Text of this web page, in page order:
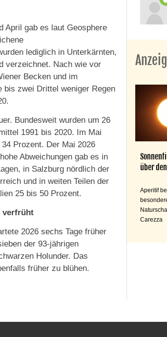
April gab es laut Geosphere
lediglich in Unterkärnten,
verzeichnet. Nach wie vor
Becken und im
bis zwei Drittel weniger Regen
Bundesweit wurden um 26
1991 bis 2020. Im Mai
Prozent. Der Mai 2026
Abweichungen gab es in
in Salzburg nördlich der
und in weiten Teilen der
25 bis 50 Prozent.
verfrüht
2026 sechs Tage früher
der 93-jährigen
Holunder. Das
früher zu blühen.
über
Aperitif
Carezza